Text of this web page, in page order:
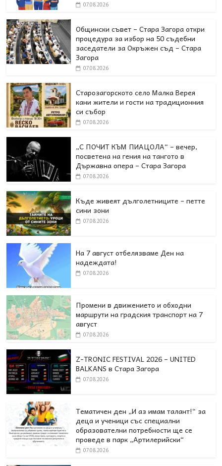
07.08.2026
Общински съвет – Стара Загора откри
процедура за избор на 50 съдебни
заседатели за Окръжен съд – Стара
Загора
07.08.2026
Старозагорското село Малка Верея
кани жители и гости на традиционния
си събор
07.08.2026
„С ПОЧИТ КЪМ ПИАЦОЛА“ – вечер,
посветена на гения на тангото в
Държавна опера – Стара Загора
07.08.2026
Къде живеят дълголетниците – петте
сини зони
07.08.2026
На 7 август отбелязваме Ден на
надеждата!
07.08.2026
Промени в движението и обходни
маршрути на градския транспорт на 7
август
07.08.2026
Z-TRONIC FESTIVAL 2026 – UNITED
BALKANS в Стара Загора
07.08.2026
Тематичен ден „И аз имам талант!“ за
деца и ученици със специални
образователни потребности ще се
проведе в парк „Артилерийски“
07.08.2026